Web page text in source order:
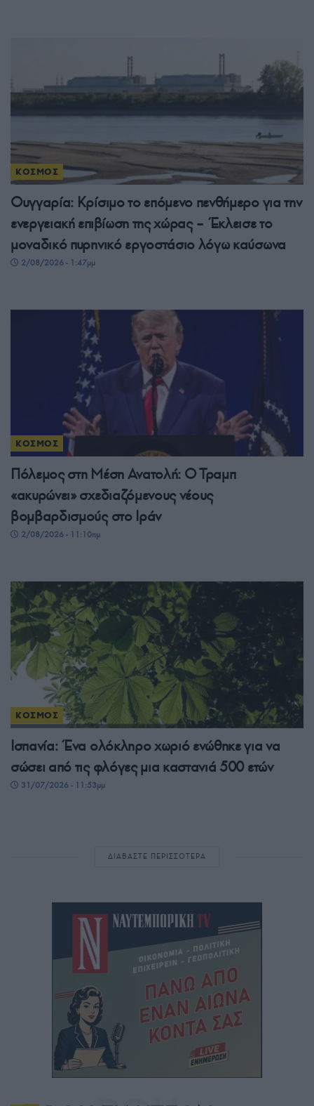
ΚΟΣΜΟΣ
Ουγγαρία: Κρίσιμο το επόμενο πενθήμερο για την
ενεργειακή επιβίωση της χώρας – Έκλεισε το
μοναδικό πυρηνικό εργοστάσιο λόγω καύσωνα
2/08/2026 - 1:47μμ
ΚΟΣΜΟΣ
Πόλεμος στη Μέση Ανατολή: Ο Τραμπ
«ακυρώνει» σχεδιαζόμενους νέους
βομβαρδισμούς στο Ιράν
2/08/2026 - 11:10πμ
ΚΟΣΜΟΣ
Ισπανία: Ένα ολόκληρο χωριό ενώθηκε για να
σώσει από τις φλόγες μια καστανιά 500 ετών
31/07/2026 - 11:53μμ
ΔΙΑΒΑΣΤΕ ΠΕΡΙΣΣΟΤΕΡΑ